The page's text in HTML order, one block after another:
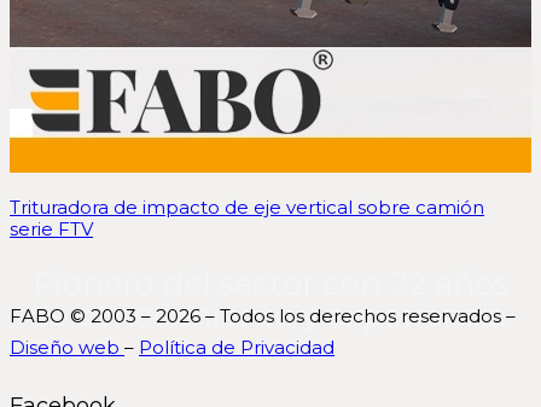
Trituradora de impacto de eje vertical sobre camión
serie FTV
de conocimiento y experiencia.
FABO © 2003 – 2026 – Todos los derechos reservados –
Diseño web – Política de Privacidad